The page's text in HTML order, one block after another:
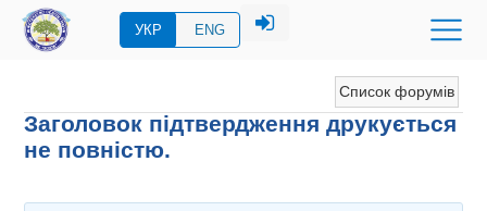
УКР ENG
Список форумів
Заголовок підтвердження друкується
не повністю.